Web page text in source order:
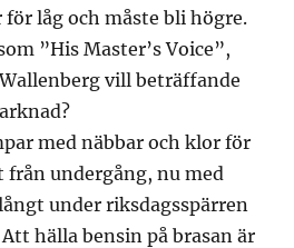
låg och måste bli högre.
”His Master’s Voice”,
vill beträffande
med näbbar och klor för
från undergång, nu med
under riksdagsspärren
hälla bensin på brasan är